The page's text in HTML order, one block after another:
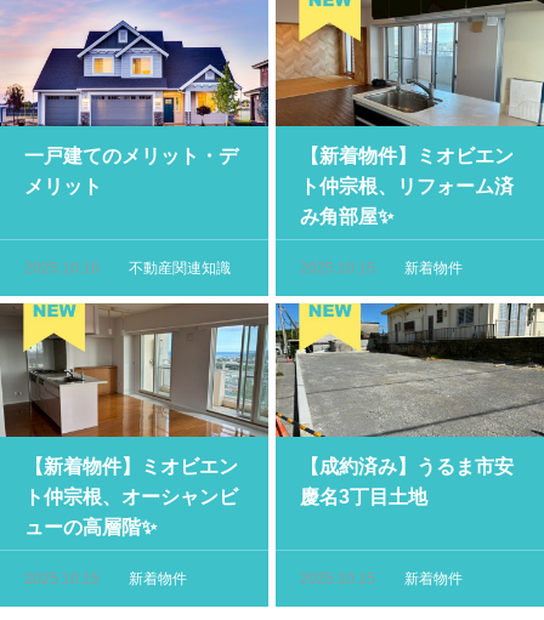
一戸建てのメリット・デ
メリット
2025.10.16 不動産関連知識
【新着物件】ミオビエン
ト仲宗根、リフォーム済
み角部屋✨
2025.10.15 新着物件
【新着物件】ミオビエン
ト仲宗根、オーシャンビ
ューの高層階✨
2025.10.15 新着物件
【成約済み】うるま市安
慶名3丁目土地
2025.10.15 新着物件